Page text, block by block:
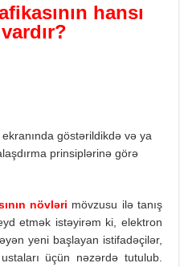
nın hansı
vardır?
ekranında göstərildikdə və ya
prinsiplərinə görə
növləri mövzusu ilə tanış
etmək istəyirəm ki, elektron
yeni başlayan istifadəçilər,
üçün nəzərdə tutulub.